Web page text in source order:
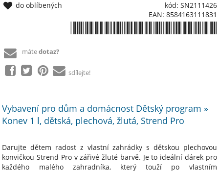
kód: SN2111426
EAN: 8584163111831
do oblíbených
mátedotaz?
sdílejte!
Vybavení pro dům a domácnost Dětský program »
Konev 1 l, dětská, plechová, žlutá, Strend Pro
Darujte dětem radost z vlastní zahrádky s dětskou plechovou
konvičkou Strend Pro v zářivé žluté barvě. Je to ideální dárek pro
každého malého zahradníka, který touží po vlastním